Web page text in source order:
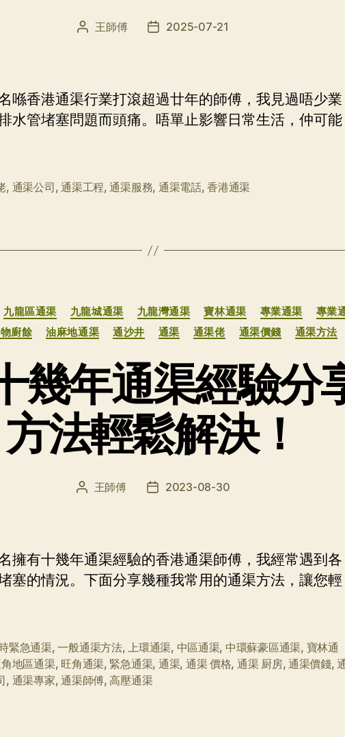
文 王師傅
发 2025-07-21
喺香港通渠行業打滾超過廿年的師傅，我見過唔少業
水管堵塞問題而頭痛。唔單止影響日常生活，仲可能
, 通渠公司,通渠工程,通渠服務, 通渠電話,香港通渠
分
类
九龍區通渠 九龍城通渠 九龍灣通渠 寶林通渠 專業通渠 專業
廚餘
油麻地通渠 通沙井 通渠 通渠佬 通渠價錢 通渠方法
幾年通渠經驗分
方法輕鬆解決！
文 王師傅
发 2023-08-30
擁有十幾年通渠經驗的香港通渠師傅，我經常遇到各
塞的情況。下面分享幾種我常用的通渠方法，讓您輕
緊急通渠,一般通渠方法,上環通渠, 中區通渠, 中環蘇豪區通渠, 寶林通
地區通渠, 旺角通渠, 緊急通渠, 通渠, 通渠 價格, 通渠 厨房,通渠價錢,
, 通渠專家,通渠師傅,高壓通渠